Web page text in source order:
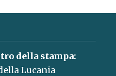
della stampa:
Lucania